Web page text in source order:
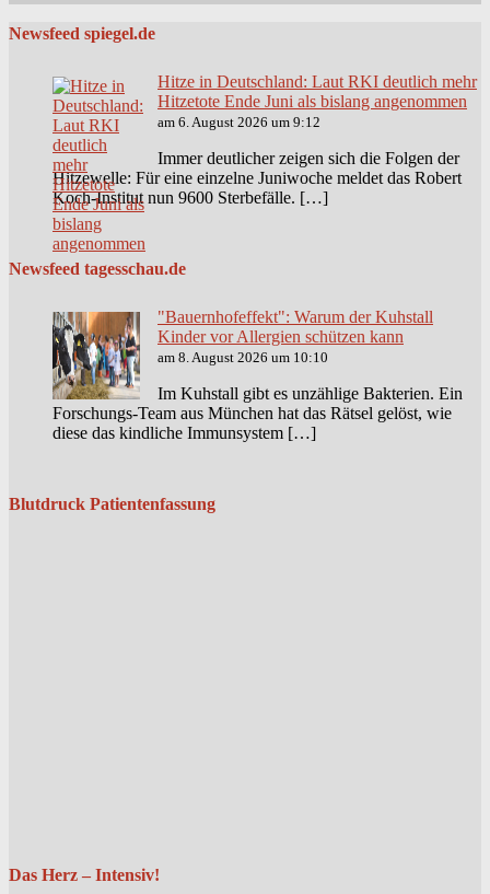
Newsfeed spiegel.de
Hitze in Deutschland: Laut RKI deutlich mehr
Hitzetote Ende Juni als bislang angenommen
am 6. August 2026 um 9:12
Immer deutlicher zeigen sich die Folgen der
Hitzewelle: Für eine einzelne Juniwoche meldet das Robert
Koch-Institut nun 9600 Sterbefälle. […]
Newsfeed tagesschau.de
"Bauernhofeffekt": Warum der Kuhstall
Kinder vor Allergien schützen kann
am 8. August 2026 um 10:10
Im Kuhstall gibt es unzählige Bakterien. Ein
Forschungs-Team aus München hat das Rätsel gelöst, wie
diese das kindliche Immunsystem […]
Blutdruck Patientenfassung
Das Herz – Intensiv!